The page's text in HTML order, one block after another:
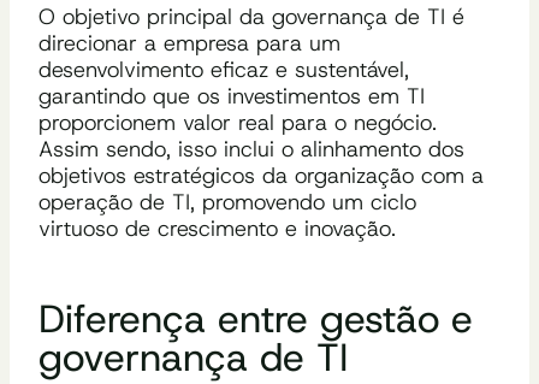
O objetivo principal da governança de TI é
direcionar a empresa para um
desenvolvimento eficaz e sustentável,
garantindo que os investimentos em TI
proporcionem valor real para o negócio.
Assim sendo, isso inclui o alinhamento dos
objetivos estratégicos da organização com a
operação de TI, promovendo um ciclo
virtuoso de crescimento e inovação.
Diferença entre gestão e
governança de TI